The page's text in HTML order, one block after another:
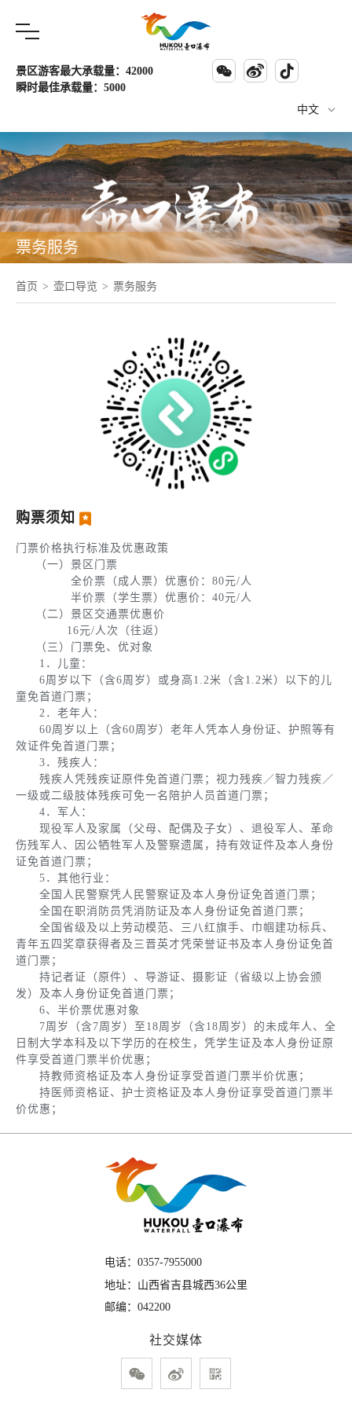
票务服务
首页 > 壶口导览 > 票务服务
购票须知
门票价格执行标准及优惠政策
（一）景区门票
全价票（成人票） 优惠价 ：80元/人
半价票（学生票） 优惠价 ：40元/人
（二）景区交通票优惠价
16元/人次（往返）
（三）门票免、优对象
1．儿童：
6周岁以下（含6周岁）或身高1.2米（含1.2米）以下的儿
童免首道门票；
2．老年人：
60周岁以上（含60周岁）老年人凭本人身份证、护照等有
效证件免首道门票；
3．残疾人：
残疾人凭残疾证原件免首道门票；视力残疾／智力残疾／
一级或二级肢体残疾可免一名陪护人员首道门票；
4．军人：
现役军人及家属（父母、配偶及子女）、退役军人、革命
伤残军人、因公牺牲军人及警察遗属，持有效证件及本人身份
证免首道门票；
5．其他行业：
全国人民警察凭人民警察证及本人身份证免首道门票；
全国在职消防员凭消防证及本人身份证免首道门票；
全国省级及以上劳动模范、三八红旗手、巾帼建功标兵、
青年五四奖章获得者及三晋英才凭荣誉证书及本人身份证免首
道门票；
持记者证（原件）、导游证、摄影证（省级以上协会颁
发）及本人身份证免首道门票；
6、半价票优惠对象
7周岁（含7周岁）至18周岁（含18周岁）的未成年人、全
日制大学本科及以下学历的在校生，凭学生证及本人身份证原
件享受首道门票半价优惠；
持教师资格证及本人身份证享受首道门票半价优惠；
持医师资格证、护士资格证及本人身份证享受首道门票半
价优惠；
景区游客最大承载量：42000
瞬时最佳承载量：5000
  
中文 
电话： 0357-7955000
地址： 山西省吉县城西36公里
邮编： 042200
社交媒体
  